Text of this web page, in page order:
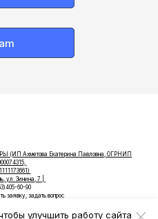
(ИП Ахметова Екатерина Павловна, ОГРНИП
ул. Зинина, 7 |
60-90
заявку, задать вопрос
улучшить работу сайта